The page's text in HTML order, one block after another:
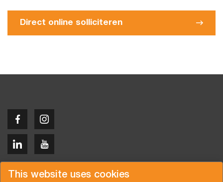
This website uses cookies
Direct online solliciteren
Copyright © 2026 Van der Vlist